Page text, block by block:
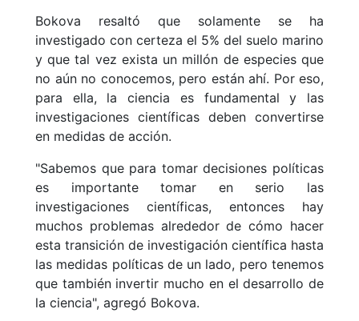
Bokova resaltó que solamente se ha
investigado con certeza el 5% del suelo marino
y que tal vez exista un millón de especies que
no aún no conocemos, pero están ahí. Por eso,
para ella, la ciencia es fundamental y las
investigaciones científicas deben convertirse
en medidas de acción.
"Sabemos que para tomar decisiones políticas
es importante tomar en serio las
investigaciones científicas, entonces hay
muchos problemas alrededor de cómo hacer
esta transición de investigación científica hasta
las medidas políticas de un lado, pero tenemos
que también invertir mucho en el desarrollo de
la ciencia", agregó Bokova.